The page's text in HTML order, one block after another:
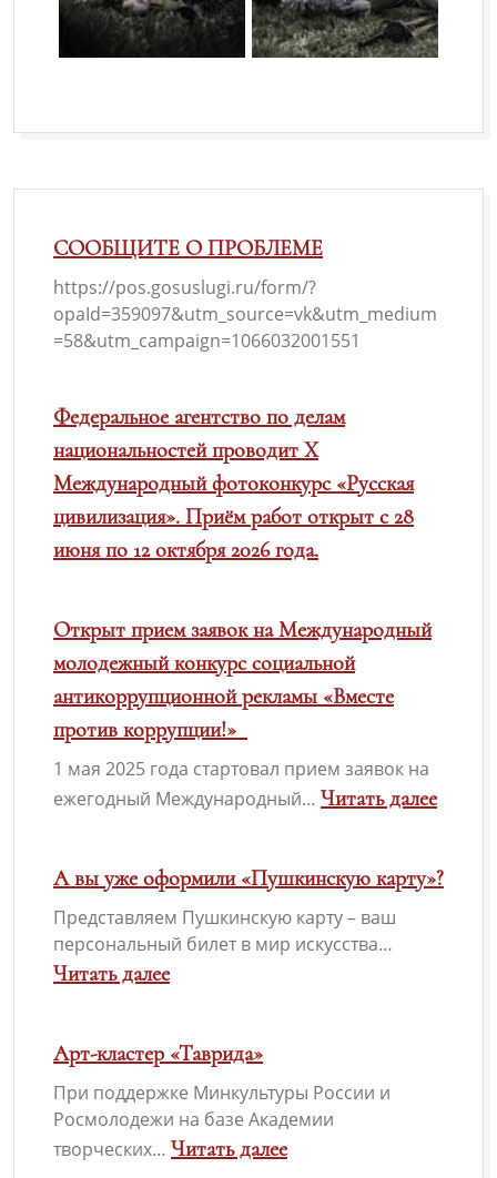
СООБЩИТЕ О ПРОБЛЕМЕ
https://pos.gosuslugi.ru/form/?
opaId=359097&utm_source=vk&utm_medium
=58&utm_campaign=1066032001551
Федеральное агентство по делам
национальностей проводит X
Международный фотоконкурс «Русская
цивилизация». Приём работ открыт с 28
июня по 12 октября 2026 года.
Открыт прием заявок на Международный
молодежный конкурс социальной
антикоррупционной рекламы «Вместе
против коррупции!»
1 мая 2025 года стартовал прием заявок на
ежегодный Международный… Читать далее
Открыт
прием
заявок
на
конкурс
социальной
антикоррупционной
рекламы
А вы уже оформили «Пушкинскую карту»?
Представляем Пушкинскую карту – ваш
персональный билет в мир искусства…
Читать далее
А
вы
уже
оформили
Арт-кластер «Таврида»
При поддержке Минкультуры России и
Росмолодежи на базе Академии
творческих… Читать далее